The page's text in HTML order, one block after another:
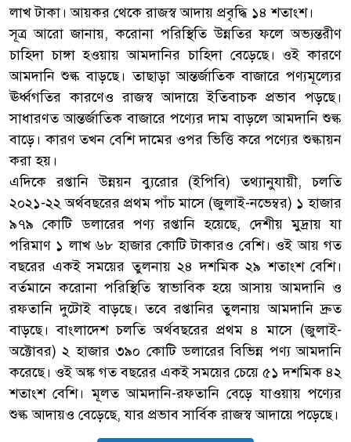
লাখ টাকা। আয়কর থেকে রাজস্ব আদায় প্রবৃদ্ধি ১৪ শতাংশ।
সূত্র আরো জানায়, করোনা পরিস্থিতি উন্নতির ফলে অভ্যন্তরীণ
চাহিদা চাঙ্গা হওয়ায় আমদানির চাহিদা বেড়েছে। ওই কারণে
আমদানি শুল্ক বাড়ছে। তাছাড়া আন্তর্জাতিক বাজারে পণ্যমূল্যের
ঊর্ধ্বগতির কারণেও রাজস্ব আদায়ে ইতিবাচক প্রভাব পড়ছে।
সাধারণত আন্তর্জাতিক বাজারে পণ্যের দাম বাড়লে আমদানি শুল্ক
বাড়ে। কারণ তখন বেশি দামের ওপর ভিত্তি করে পণ্যের শুল্কায়ন
করা হয়।
এদিকে রপ্তানি উন্নয়ন ব্যুরোর (ইপিবি) তথ্যানুযায়ী, চলতি
২০২১-২২ অর্থবছরের প্রথম পাঁচ মাসে (জুলাই-নভেম্বর) ১ হাজার
৯৭৯ কোটি ডলারের পণ্য রপ্তানি হয়েছে, দেশীয় মুদ্রায় যা
পরিমাণ ১ লাখ ৬৮ হাজার কোটি টাকারও বেশি। ওই আয় গত
বছরের একই সময়ের তুলনায় ২৪ দশমিক ২৯ শতাংশ বেশি।
বর্তমানে করোনা পরিস্থিতি স্বাভাবিক হয়ে আসায় আমদানি ও
রফতানি দুটোই বাড়ছে। তবে রপ্তানির তুলনায় আমদানি দ্রুত
বাড়ছে। বাংলাদেশ চলতি অর্থবছরের প্রথম ৪ মাসে (জুলাই-
অক্টোবর) ২ হাজার ৩৯০ কোটি ডলারের বিভিন্ন পণ্য আমদানি
করেছে। ওই অঙ্ক গত বছরের একই সময়ের চেয়ে ৫১ দশমিক ৪২
শতাংশ বেশি। মূলত আমদানি-রফতানি বেড়ে যাওয়ায় পণ্যের
শুল্ক আদায়ও বেড়েছে, যার প্রভাব সার্বিক রাজস্ব আদায়ে পড়েছে।